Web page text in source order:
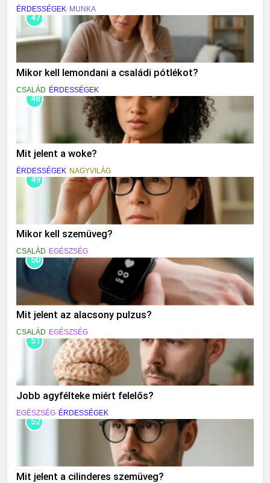
ÉRDESSÉGEK MUNKA
47
Mikor kell lemondani a családi pótlékot?
CSALÁD ÉRDESSÉGEK
48
Mit jelent a woke?
ÉRDESSÉGEK NAGYVILÁG
49
Mikor kell szemüveg?
CSALÁD EGÉSZSÉG
50
Mit jelent az alacsony pulzus?
CSALÁD EGÉSZSÉG
51
Jobb agyfélteke miért felelős?
EGÉSZSÉG ÉRDESSÉGEK
52
Mit jelent a cilinderes szemüveg?